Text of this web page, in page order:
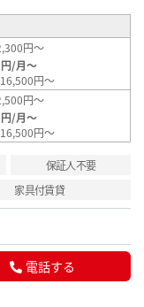
円～
円/月～
円～
円～
円/月～
円～
保証人不要
家具付賃貸
電話する